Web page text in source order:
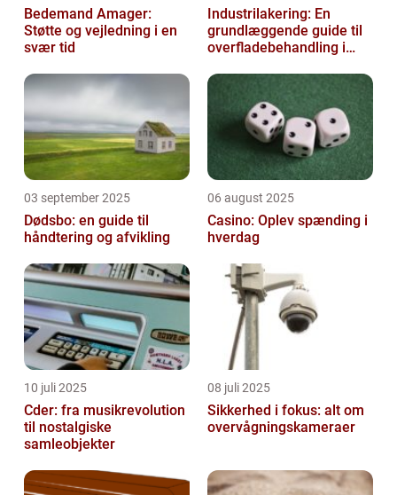
Bedemand Amager:
Støtte og vejledning i en
svær tid
Industrilakering: En
grundlæggende guide til
overfladebehandling i
03 september 2025
Dødsbo: en guide til
håndtering og afvikling
06 august 2025
Casino: Oplev spænding i
hverdag
10 juli 2025
Cder: fra musikrevolution
til nostalgiske
samleobjekter
08 juli 2025
Sikkerhed i fokus: alt om
overvågningskameraer